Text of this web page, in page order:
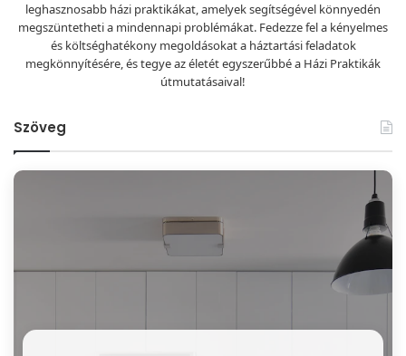
leghasznosabb házi praktikákat, amelyek segítségével könnyedén
megszüntetheti a mindennapi problémákat. Fedezze fel a kényelmes
és költséghatékony megoldásokat a háztartási feladatok
megkönnyítésére, és tegye az életét egyszerűbbé a Házi Praktikák
útmutatásaival!
Szöveg